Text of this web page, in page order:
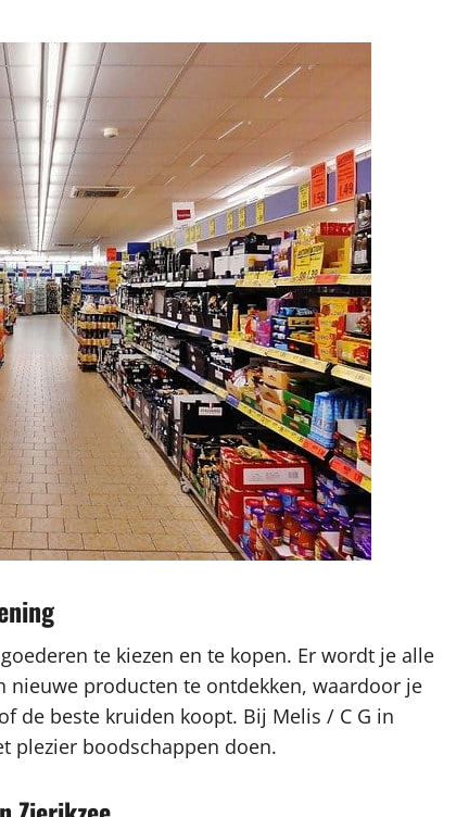
te kiezen en te kopen. Er wordt je alle
nieuwe producten te ontdekken, waardoor je
de beste kruiden koopt. Bij Melis / C G in
plezier boodschappen doen.